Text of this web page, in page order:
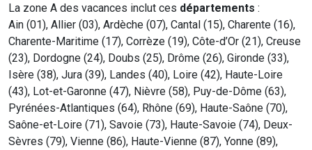
La zone A des vacances inclut ces départements :
Ain (01), Allier (03), Ardèche (07), Cantal (15), Charente (16),
Charente-Maritime (17), Corrèze (19), Côte-d’Or (21), Creuse
(23), Dordogne (24), Doubs (25), Drôme (26), Gironde (33),
Isère (38), Jura (39), Landes (40), Loire (42), Haute-Loire
(43), Lot-et-Garonne (47), Nièvre (58), Puy-de-Dôme (63),
Pyrénées-Atlantiques (64), Rhône (69), Haute-Saône (70),
Saône-et-Loire (71), Savoie (73), Haute-Savoie (74), Deux-
Sèvres (79), Vienne (86), Haute-Vienne (87), Yonne (89),